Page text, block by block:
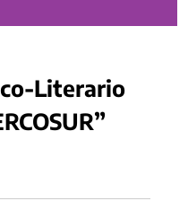
Literario